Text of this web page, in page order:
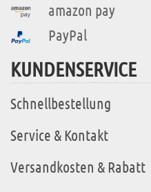
amazon pay
PayPal
KUNDENSERVICE
Schnellbestellung
Service & Kontakt
Versandkosten & Rabatt